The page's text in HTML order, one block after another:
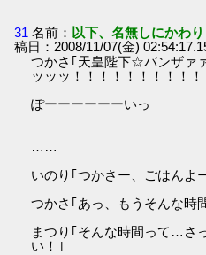
31 名前： 以下、名無しにかわ
稿日：2008/11/07(金)
つかさ｢天皇陛下☆バンザァ
ッッッ！！！！！！！！！！
ぽーーーーーーいっ
……
いのり｢つかさー、ごはんよ
つかさ｢あっ、もうそんな時
まつり｢そんな時間って…さ
い！｣